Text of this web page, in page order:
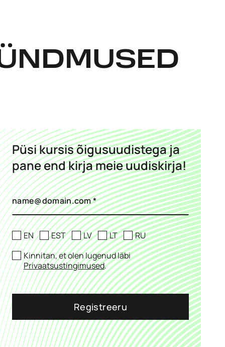
Püsi kursis õigusuudistega ja
pane end kirja meie uudiskirja!
EN EST LV LT
RU
Kinnitan, et olen lugenud läbi
Privaatsustingimused.
Registreeru